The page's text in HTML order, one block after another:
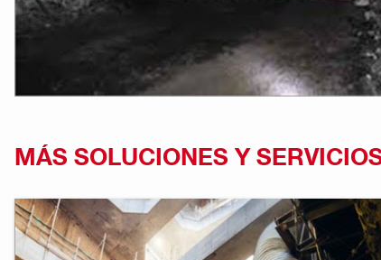
MÁS SOLUCIONES Y